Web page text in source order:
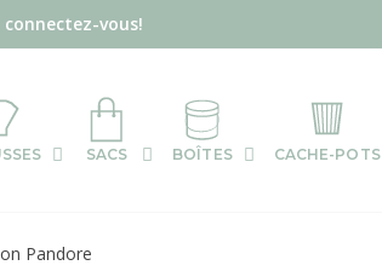
vous!
SACS BOÎTES CACHE-POTS
Pandore